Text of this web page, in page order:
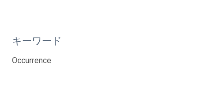
キーワード
Occurrence